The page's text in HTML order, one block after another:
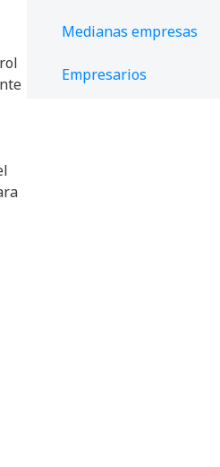
Medianas empresas
Empresarios